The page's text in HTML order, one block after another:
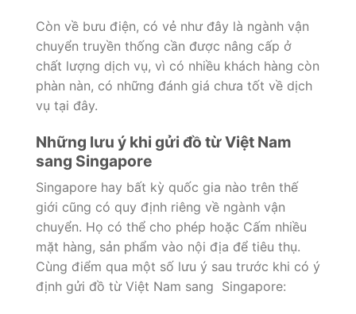
Còn về bưu điện, có vẻ như đây là ngành vận
chuyển truyền thống cần được nâng cấp ở
chất lượng dịch vụ, vì có nhiều khách hàng còn
phàn nàn, có những đánh giá chưa tốt về dịch
vụ tại đây.
Những lưu ý khi gửi đồ từ Việt Nam
sang Singapore
Singapore hay bất kỳ quốc gia nào trên thế
giới cũng có quy định riêng về ngành vận
chuyển. Họ có thể cho phép hoặc Cấm nhiều
mặt hàng, sản phẩm vào nội địa để tiêu thụ.
Cùng điểm qua một số lưu ý sau trước khi có ý
định gửi đồ từ Việt Nam sang Singapore: